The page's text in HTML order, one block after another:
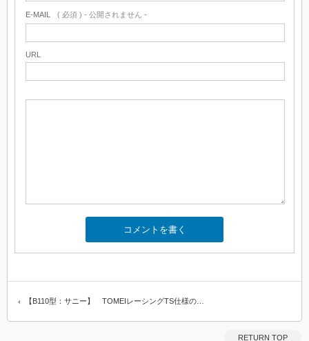
E-MAIL ( 必須 ) - 公開されません -
URL
【B110型：サニー】 TOMEIレーシングTS仕様の…
RETURN TOP